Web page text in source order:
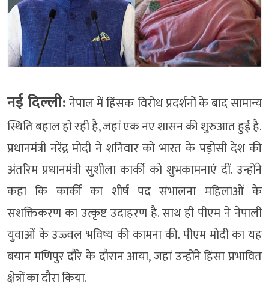
नई दिल्ली:नेपाल में हिंसक विरोध प्रदर्शनों के बाद सामान्य
स्थिति बहाल हो रही है, जहां एक नए शासन की शुरुआत हुई है.
प्रधानमंत्री नरेंद्र मोदी ने शनिवार को भारत के पड़ोसी देश की
अंतरिम प्रधानमंत्री सुशीला कार्की को शुभकामनाएं दीं. उन्होंने
कहा कि कार्की का शीर्ष पद संभालना महिलाओं के
सशक्तिकरण का उत्कृष्ट उदाहरण है. साथ ही पीएम ने नेपाली
युवाओं के उज्ज्वल भविष्य की कामना की. पीएम मोदी का यह
बयान मणिपुर दौरे के दौरान आया, जहां उन्होंने हिंसा प्रभावित
क्षेत्रों का दौरा किया.